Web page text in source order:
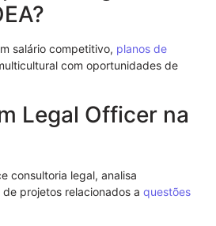
salário competitivo, planos de
com oportunidades de
Legal Officer na
consultoria legal, analisa
projetos relacionados a questões